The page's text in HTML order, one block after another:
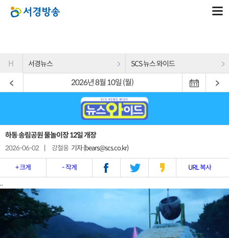
H 서경뉴스 SCS 뉴스 와이드
2026년 8월 10일 (월)
하동 송림공원 물놀이장 12일 개장
2026-06-02 강철웅 기자 (bears@scs.co.kr)
+ 크게 - 작게 URL 복사
..